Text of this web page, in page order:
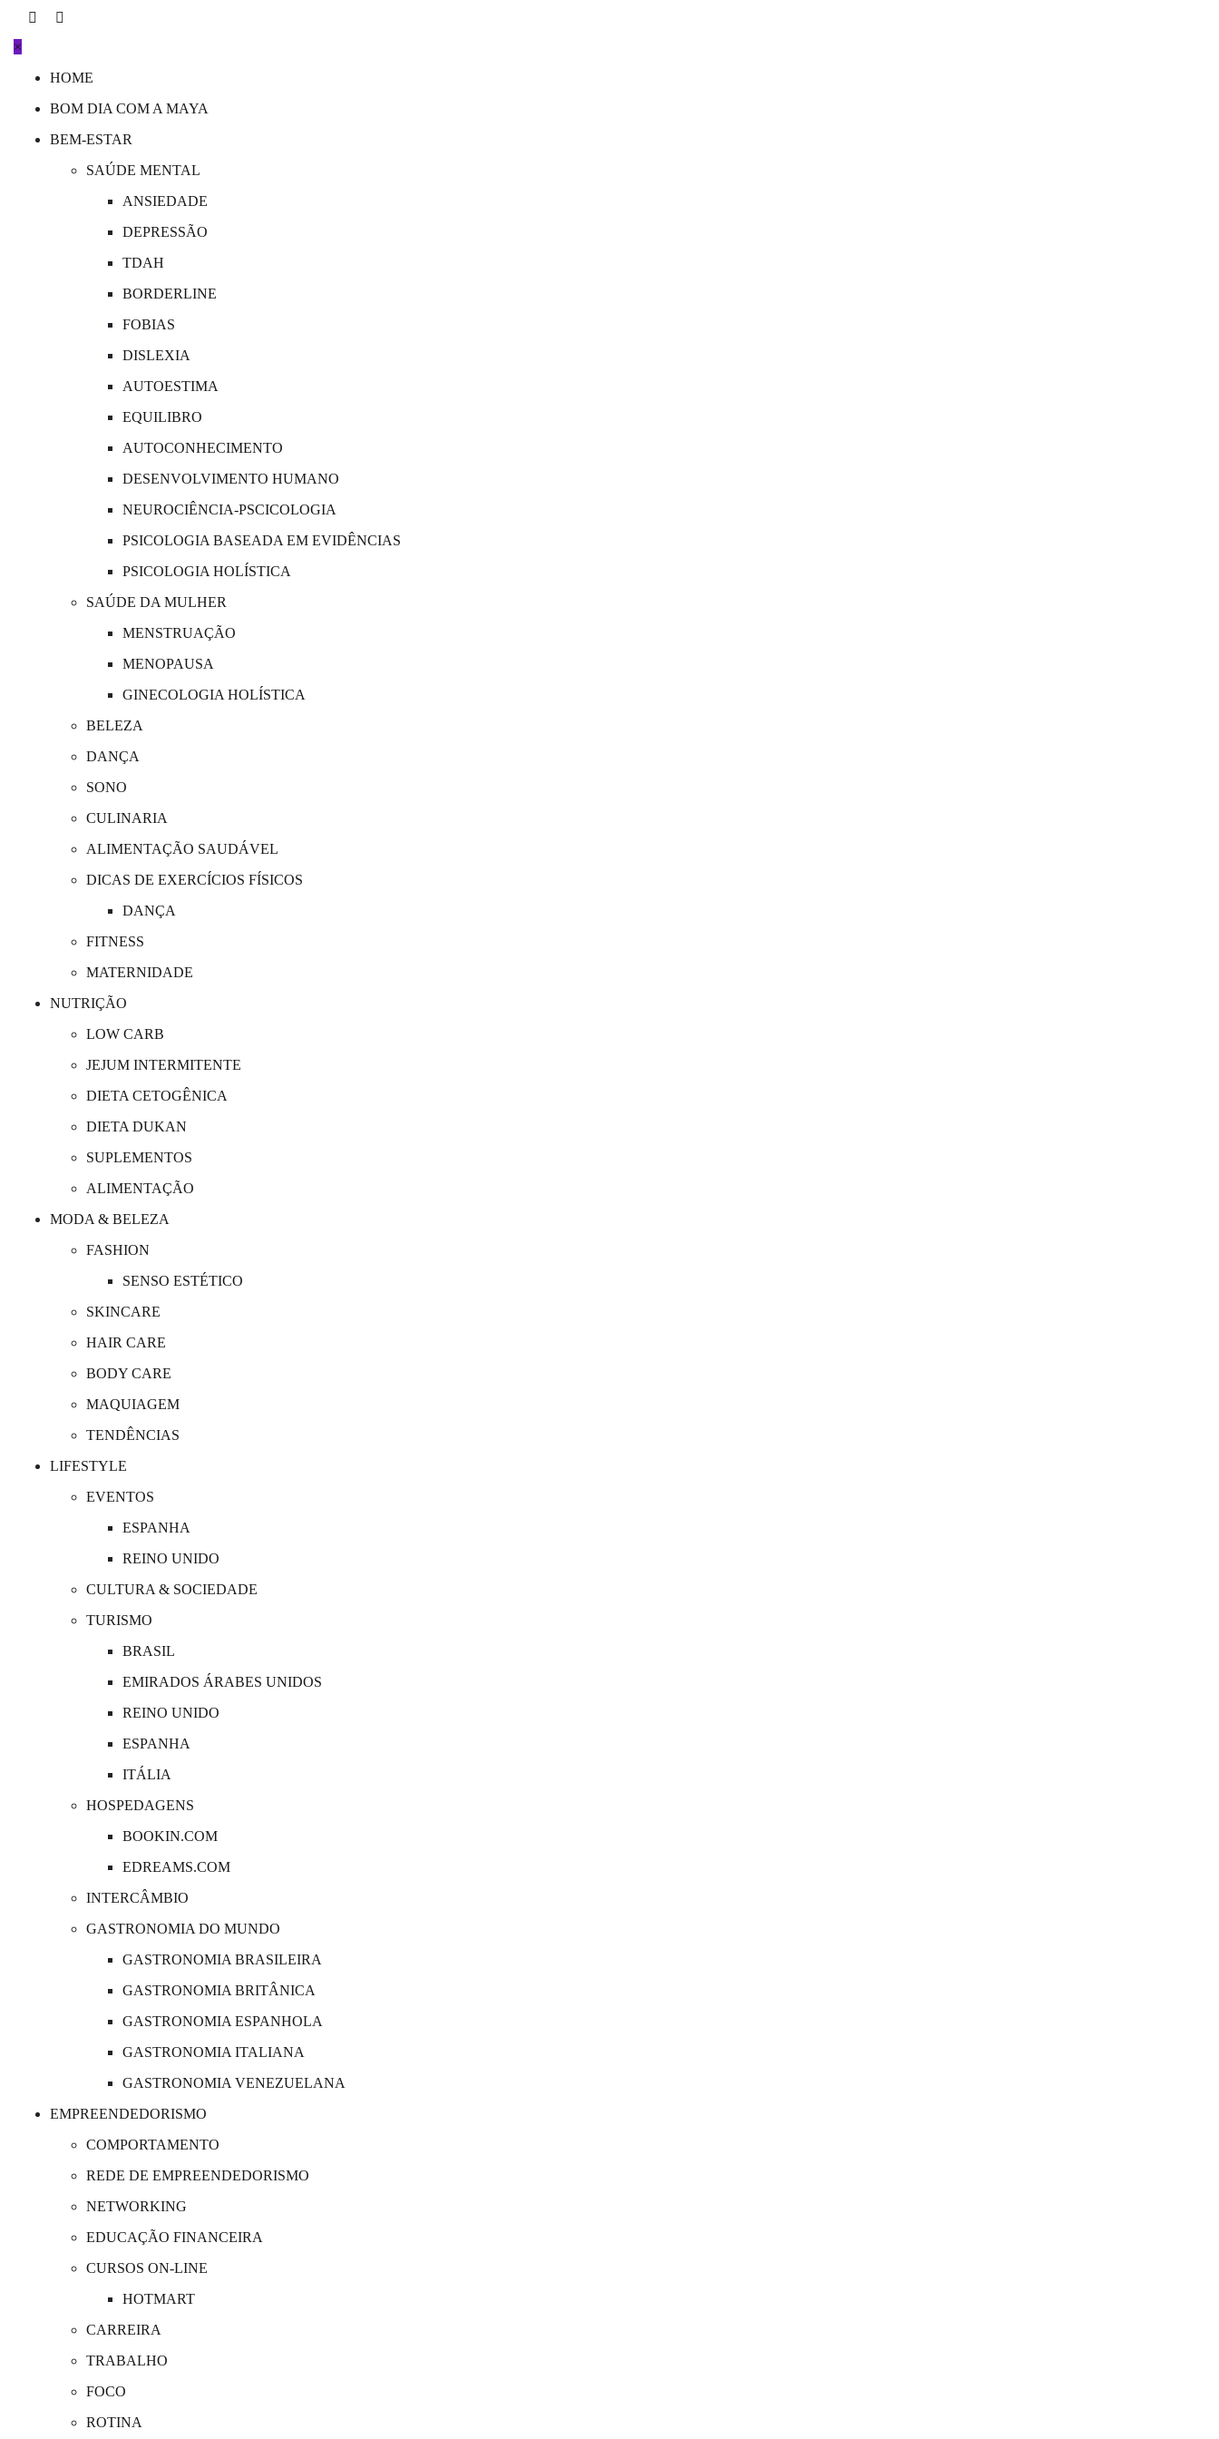
content
×
HOME
BOM DIA COM A MAYA
BEM-ESTAR
SAÚDE MENTAL
ANSIEDADE
DEPRESSÃO
TDAH
BORDERLINE
FOBIAS
DISLEXIA
AUTOESTIMA
EQUILIBRO
AUTOCONHECIMENTO
DESENVOLVIMENTO HUMANO
NEUROCIÊNCIA-PSCICOLOGIA
PSICOLOGIA BASEADA EM EVIDÊNCIAS
PSICOLOGIA HOLÍSTICA
SAÚDE DA MULHER
MENSTRUAÇÃO
MENOPAUSA
GINECOLOGIA HOLÍSTICA
BELEZA
DANÇA
SONO
CULINARIA
ALIMENTAÇÃO SAUDÁVEL
DICAS DE EXERCÍCIOS FÍSICOS
DANÇA
FITNESS
MATERNIDADE
NUTRIÇÃO
LOW CARB
JEJUM INTERMITENTE
DIETA CETOGÊNICA
DIETA DUKAN
SUPLEMENTOS
ALIMENTAÇÃO
MODA & BELEZA
FASHION
SENSO ESTÉTICO
SKINCARE
HAIR CARE
BODY CARE
MAQUIAGEM
TENDÊNCIAS
LIFESTYLE
EVENTOS
ESPANHA
REINO UNIDO
CULTURA & SOCIEDADE
TURISMO
BRASIL
EMIRADOS ÁRABES UNIDOS
REINO UNIDO
ESPANHA
ITÁLIA
HOSPEDAGENS
BOOKIN.COM
EDREAMS.COM
INTERCÂMBIO
GASTRONOMIA DO MUNDO
GASTRONOMIA BRASILEIRA
GASTRONOMIA BRITÂNICA
GASTRONOMIA ESPANHOLA
GASTRONOMIA ITALIANA
GASTRONOMIA VENEZUELANA
EMPREENDEDORISMO
COMPORTAMENTO
REDE DE EMPREENDEDORISMO
NETWORKING
EDUCAÇÃO FINANCEIRA
CURSOS ON-LINE
HOTMART
CARREIRA
TRABALHO
FOCO
ROTINA